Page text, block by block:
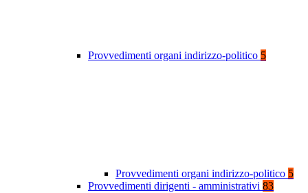
Provvedimenti organi indirizzo-politico 5
Provvedimenti organi indirizzo-politico 5
Provvedimenti dirigenti - amministrativi 83